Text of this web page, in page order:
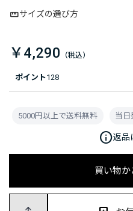
ポイント128
サイズの選び方
￥4,290
買い物
5000円以上で送料無料 当日
info返品